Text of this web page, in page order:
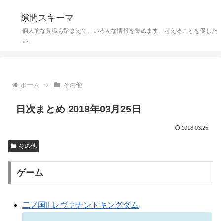
隙間スキーマ
個人的な見識も踏まえて、いろんな情報を集めます。考えることを促した
い。
ホーム その他
日次まとめ 2018年03月25日
2018.03.25
その他
ゲーム
二ノ国II レヴァナントキングダム